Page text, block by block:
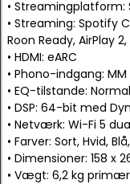
•
• Streaming: Spotify
Roon Ready, AirPlay
• HDMI: eARC
• Phono-indgang: MM
• EQ-tilstande:
• DSP: 64-bit med
• Netværk: Wi-Fi 5
• Farver: Sort, Hvid,
• Dimensioner: 158 x
• Vægt: 6,2 kg